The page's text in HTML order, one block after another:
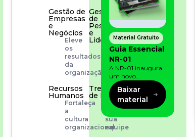
Gestão de
Empresas
e
Negócios
Eleve
os
resultados
da
organização
Gestão
de
Pessoas
e
Liderança
Capacitação
com
especialistas
Recursos
Humanos
Fortaleça
a
cultura
organizacional
Treinamento
de Produto
Desenvolva
sua
equipe
Material Gratuito
Guia Essencial
NR-01
A NR-01 inaugura
um novo
momento na
prevenção de riscos:
agora, além dos
fatores físicos e
operacionais, as
empresas precisam
olhar também
Baixar
material